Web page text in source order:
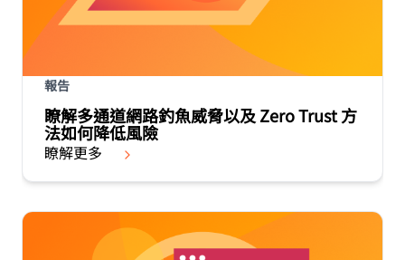
報告
瞭解多通道網路釣魚威脅以及 Zero Trust 方
法如何降低風險
瞭解更多